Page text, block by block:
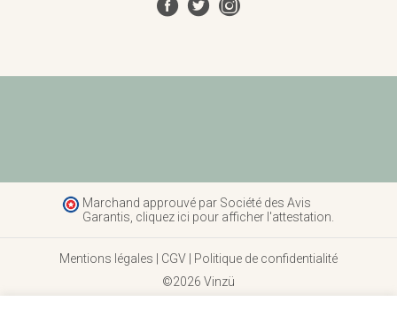
Marchand approuvé par Société des Avis
Garantis, cliquez ici pour afficher l'attestation
Mentions légales CGV
Politique de confidentialité
©2026 Vinzü